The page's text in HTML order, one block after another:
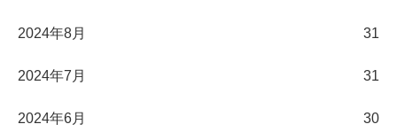
2024年8月 31
2024年7月 31
2024年6月 30